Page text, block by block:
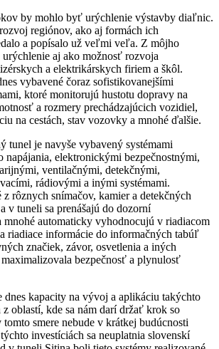
by mohlo byť urýchlenie výstavby diaľnic.
regiónov, ako aj formách ich
a popísalo už veľmi veľa. Z môjho
aj ako možnosť rozvoja
a elektrikárskych firiem a škôl.
vybavené čoraz sofistikovanejšími
ktoré monitorujú hustotu dopravy na
a rozmery prechádzajúcich vozidiel,
na cestách, stav vozovky a mnohé ďalšie.
tunel je navyše vybavený systémami
napájania, elektronickými bezpečnostnými,
ventilačnými, detekčnými,
rádiovými a inými systémami.
rôznych snímačov, kamier a detekčných
v tuneli sa prenášajú do dozorní
mnohé automaticky vyhodnocujú v riadiacom
­riadiace informácie do informačných tabúľ
značiek, závor, osvetlenia a iných
maximalizovala bezpečnosť a plynulosť
dnes kapacity na vývoj a aplikáciu takýchto
z oblastí, kde sa nám darí držať krok so
smere nebude v krátkej budúcnosti
investíciách sa neuplatnia slovenskí